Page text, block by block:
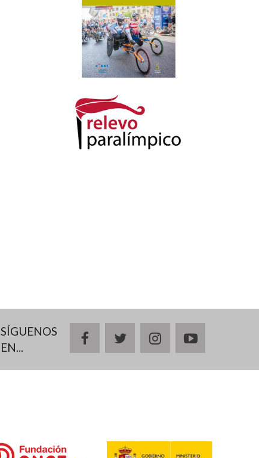
SÍGUENOS
EN...
facebooktwitterinstagramyoutube